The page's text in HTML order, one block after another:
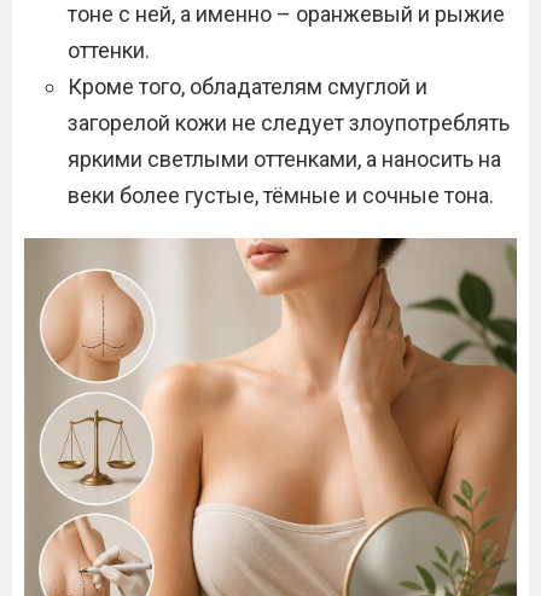
тоне с ней, а именно – оранжевый и рыжие
оттенки.
Кроме того, обладателям смуглой и
загорелой кожи не следует злоупотреблять
яркими светлыми оттенками, а наносить на
веки более густые, тёмные и сочные тона.